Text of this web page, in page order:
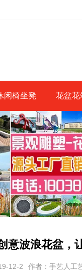
闲椅坐凳 花盆花
意波浪花盆，
12-2 作者：手艺人工